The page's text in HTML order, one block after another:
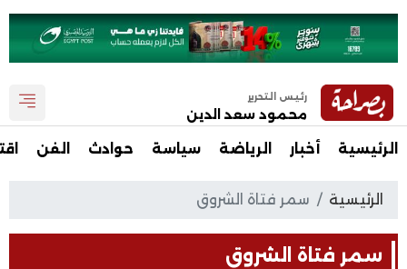
رئيس التحرير
محمود سعد الدين
الرئيسية أخبار الرياضة سياسة حوادث الفن
الرئيسية سمر فتاة الشروق
سمر فتاة الشروق